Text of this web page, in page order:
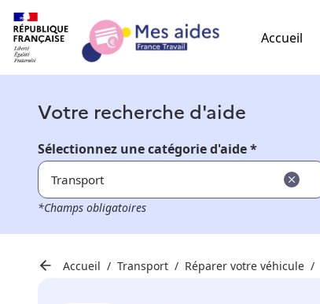
Accueil
Votre recherche d'aide
Sélectionnez une catégorie d'aide *
Transport
*Champs obligatoires
Accueil Transport Réparer votre véhicule